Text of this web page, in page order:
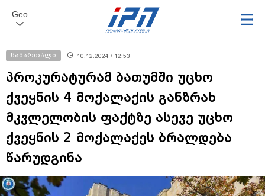
Geo
სამართალი 10.12.2024 / 12:53
პროკურატურამ ბათუმში უცხო
ქვეყნის 4 მოქალაქის განზრახ
მკვლელობის ფაქტზე ასევე უცხო
ქვეყნის 2 მოქალაქეს ბრალდება
წარუდგინა